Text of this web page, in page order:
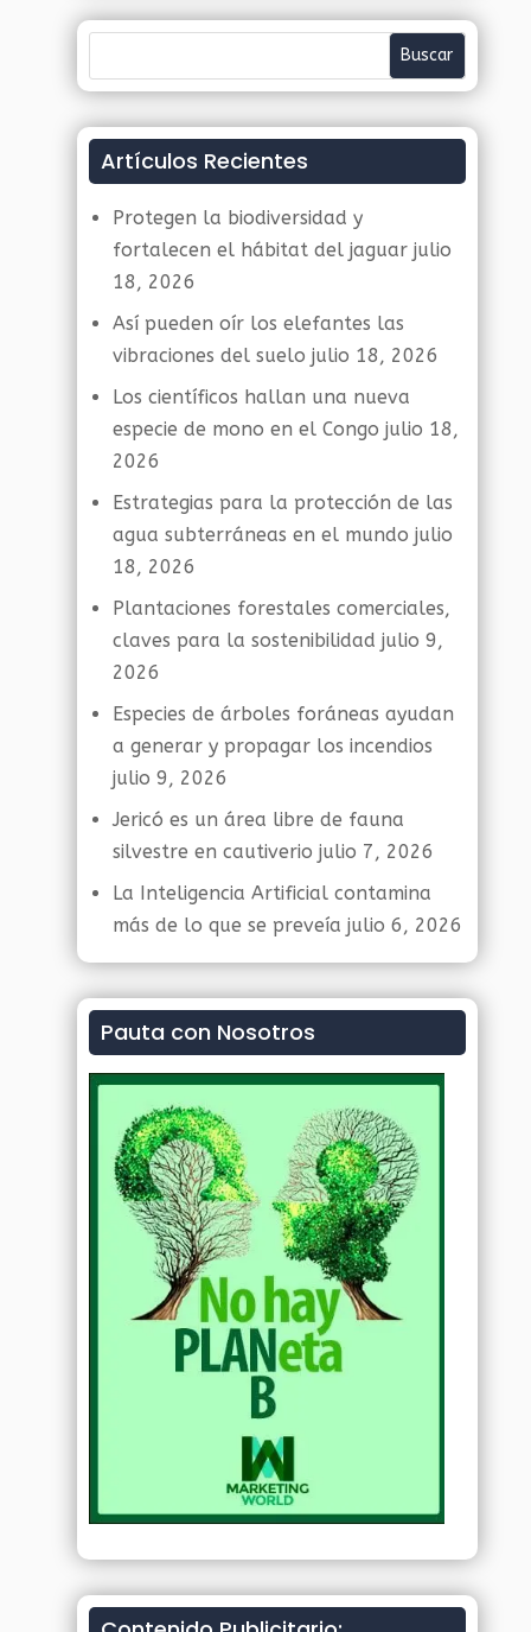
Artículos Recientes
Protegen la biodiversidad y
fortalecen el hábitat del jaguar julio
18, 2026
Así pueden oír los elefantes las
vibraciones del suelo julio 18, 2026
Los científicos hallan una nueva
especie de mono en el Congo julio 18,
2026
Estrategias para la protección de las
agua subterráneas en el mundo julio
18, 2026
Plantaciones forestales comerciales,
claves para la sostenibilidad julio 9,
2026
Especies de árboles foráneas ayudan
a generar y propagar los incendios
julio 9, 2026
Jericó es un área libre de fauna
silvestre en cautiverio julio 7, 2026
La Inteligencia Artificial contamina
más de lo que se preveía julio 6, 2026
Pauta con Nosotros